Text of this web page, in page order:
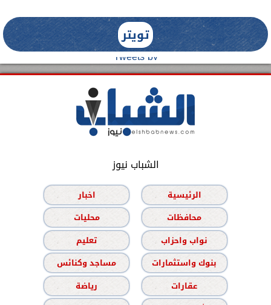
تويتر
Tweets by
الشباب نيوز
الرئيسية
اخبار
محافظات
محليات
نواب واحزاب
تعليم
بنوك واستثمارات
مساجد وكنائس
عقارات
رياضة